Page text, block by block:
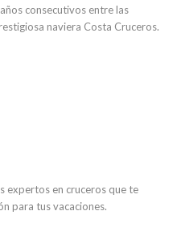
consecutivos entre las
naviera Costa Cruceros.
expertos en cruceros que te
para tus vacaciones.